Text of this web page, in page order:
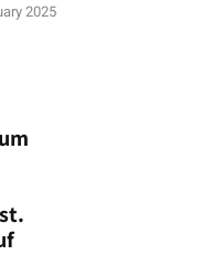
2025